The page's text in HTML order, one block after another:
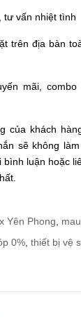
tư vấn nhiệt tình
trên địa bàn
mãi,
của khách
sẽ không
luận hoặc
Yên Phong
0% thiết bị vệ